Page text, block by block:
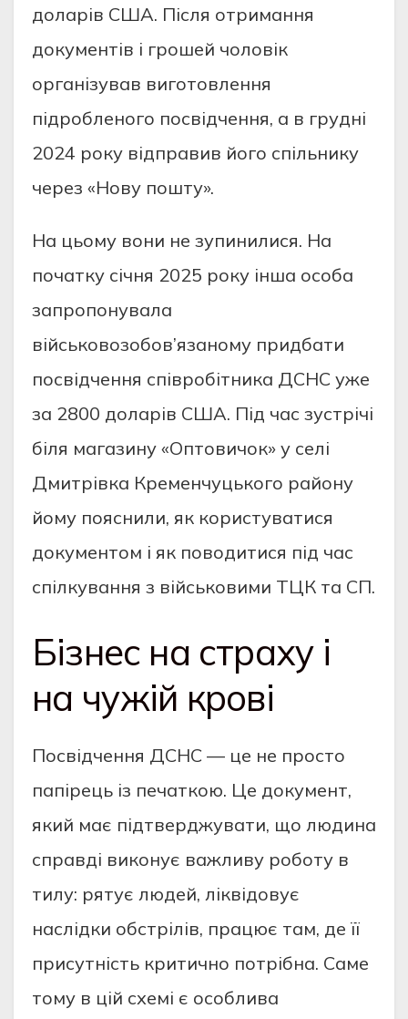
доларів США. Після отримання
документів і грошей чоловік
організував виготовлення
підробленого посвідчення, а в грудні
2024 року відправив його спільнику
через «Нову пошту».
На цьому вони не зупинилися. На
початку січня 2025 року інша особа
запропонувала
військовозобов’язаному придбати
посвідчення співробітника ДСНС уже
за 2800 доларів США. Під час зустрічі
біля магазину «Оптовичок» у селі
Дмитрівка Кременчуцького району
йому пояснили, як користуватися
документом і як поводитися під час
спілкування з військовими ТЦК та СП.
Бізнес на страху і
на чужій крові
Посвідчення ДСНС — це не просто
папірець із печаткою. Це документ,
який має підтверджувати, що людина
справді виконує важливу роботу в
тилу: рятує людей, ліквідовує
наслідки обстрілів, працює там, де її
присутність критично потрібна. Саме
тому в цій схемі є особлива